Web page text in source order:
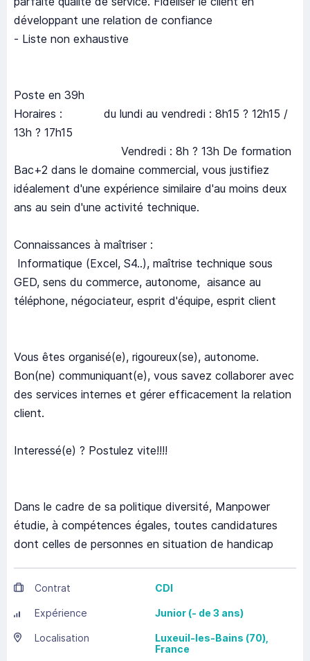
développant une relation de confiance
- Liste non exhaustive
Poste en 39h
Horaires : du lundi au vendredi : 8h15 ? 12h15 /
13h ? 17h15
Vendredi : 8h ? 13h De formation
Bac+2 dans le domaine commercial, vous justifiez
idéalement d'une expérience similaire d'au moins deux
ans au sein d'une activité technique.
Connaissances à maîtriser :
Informatique (Excel, S4..), maîtrise technique sous
GED, sens du commerce, autonome, aisance au
téléphone, négociateur, esprit d'équipe, esprit client
Vous êtes organisé(e), rigoureux(se), autonome.
Bon(ne) communiquant(e), vous savez collaborer avec
des services internes et gérer efficacement la relation
client.
Interessé(e) ? Postulez vite!!!!
Dans le cadre de sa politique diversité, Manpower
étudie, à compétences égales, toutes candidatures
dont celles de personnes en situation de handicap
Contrat CDI
Expérience Junior (- de 3 ans)
Localisation Luxeuil-les-Bains (70),
France